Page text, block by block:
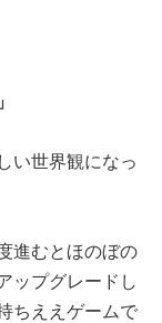
い世界観になっ
進むとほのぼの
ップグレードし
ちええゲームで